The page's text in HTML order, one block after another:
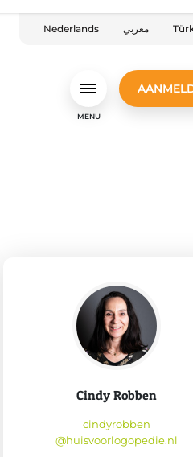
Nederlands مغربي
MENU
Cindy Robben
cindyrobben
@huisvoorlogopedie.nl